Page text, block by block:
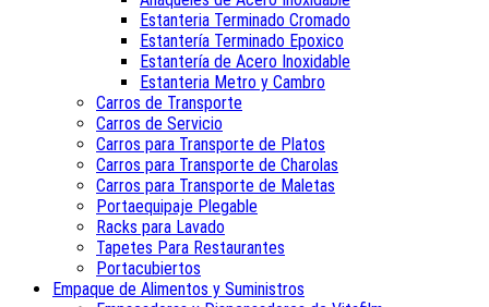
Estanteria Terminado Cromado
Estantería Terminado Epoxico
Estantería de Acero Inoxidable
Estanteria Metro y Cambro
Carros de Transporte
Carros de Servicio
Carros para Transporte de Platos
Carros para Transporte de Charolas
Carros para Transporte de Maletas
Portaequipaje Plegable
Racks para Lavado
Tapetes Para Restaurantes
Portacubiertos
Empaque de Alimentos y Suministros